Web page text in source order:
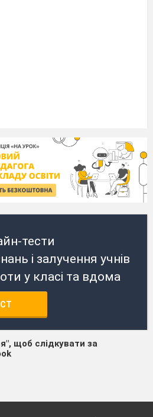
тести
і залучення учнів
у класі та вдома
щоб слідкувати за